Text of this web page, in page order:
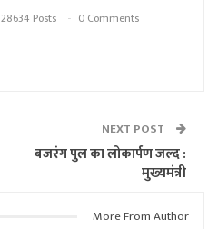
28634 Posts 0 Comments
NEXT POST
बजरंग पुल का लोकार्पण जल्द :
मुख्यमंत्री
More From Author